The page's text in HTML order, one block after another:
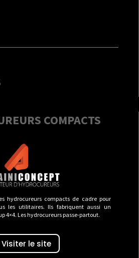
COMPACTS
hydrocureurs compacts de cadre pour
les utilitaires. Ils fabriquent aussi un
4×4. Les hydrocureurs passe-partout.
Visiter le site